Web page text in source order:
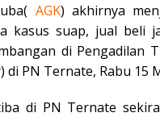
AGK) akhirnya
kasus suap, jual beli
di Pengadilan
PN Ternate, Rabu 15
di PN Ternate